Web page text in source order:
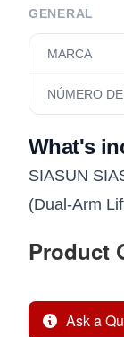
GENERAL
MARCA
NÚMERO
What's
SIASUN
(Dual-Arm
Product
Ask a